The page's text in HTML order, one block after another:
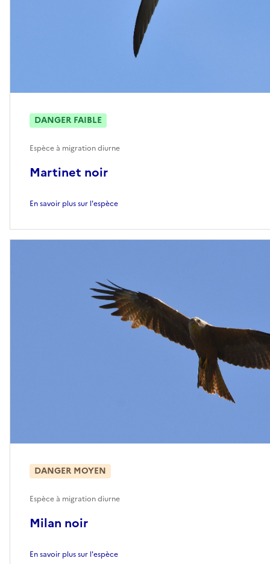
Martinet noir
DANGER FAIBLE
Espèce à migration diurne
En savoir plus sur l'espèce
Milan noir
DANGER MOYEN
Espèce à migration diurne
En savoir plus sur l'espèce